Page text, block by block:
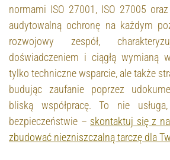
normami ISO 27001, ISO 27005
audytowalną ochronę na każdym
rozwojowy zespół,
doświadczeniem i ciągłą wymianą
tylko techniczne wsparcie, ale także
budując zaufanie poprzez
bliską współpracę. To nie
bezpieczeństwie – skontaktuj się z
zbudować niezniszczalną tarczę dla